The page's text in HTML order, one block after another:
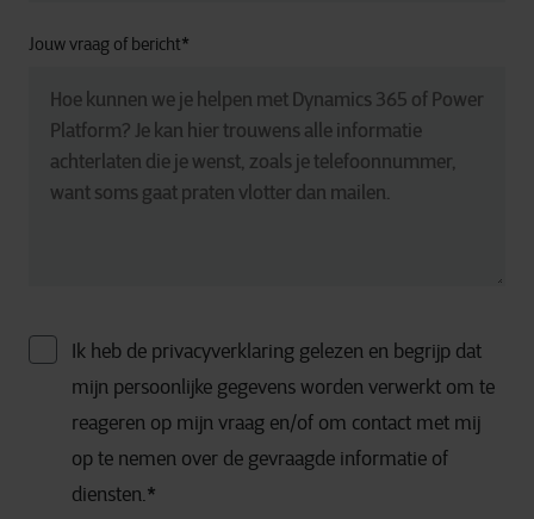
Jouw vraag of bericht*
Ik heb de privacyverklaring gelezen en begrijp dat
mijn persoonlijke gegevens worden verwerkt om te
reageren op mijn vraag en/of om contact met mij
op te nemen over de gevraagde informatie of
diensten.*